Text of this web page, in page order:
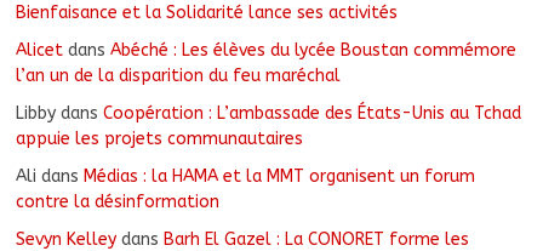
Bienfaisance et la Solidarité lance ses activités
Alicet dansAbéché : Les élèves du lycée Boustan commémore
l’an un de la disparition du feu maréchal
Libby dansCoopération : L’ambassade des États-Unis au Tchad
appuie les projets communautaires
Ali dans Médias : la HAMA et la MMT organisent un forum
contre la désinformation
Sevyn Kelley dans Barh El Gazel : La CONORET forme les